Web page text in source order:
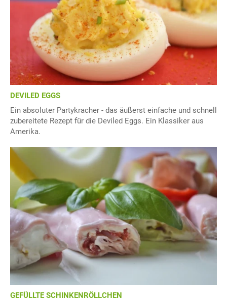
DEVILED EGGS
Ein absoluter Partykracher - das äußerst einfache und schnell
zubereitete Rezept für die Deviled Eggs. Ein Klassiker aus
Amerika.
GEFÜLLTE SCHINKENRÖLLCHEN